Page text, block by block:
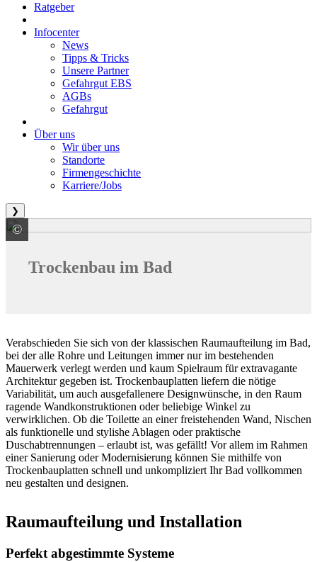
Ratgeber
Infocenter
News
Tipps & Tricks
Unsere Partner
Gefahrgut EBS
AGBs
Gefahrgut
Über uns
Wir über uns
Standorte
Firmengeschichte
Karriere/Jobs
❯
© Saint-Gobain Rigips GmbH
Trockenbau im Bad
Verabschieden Sie sich von der klassischen Raumaufteilung im Bad,
bei der alle Rohre und Leitungen immer nur im bestehenden
Mauerwerk verlegt werden und kaum Spielraum für extravagante
Architektur gegeben ist. Trockenbauplatten liefern die nötige
Variabilität, um auch ausgefallenere Designwünsche, in den Raum
ragende Wandkonstruktionen oder beliebige Winkel zu
verwirklichen. Ob die Toilette an einer freistehenden Wand, Nischen
als funktionelle und stylishe Ablagen oder praktische
Duschabtrennungen – erlaubt ist, was gefällt! Vor allem im Rahmen
einer Sanierung oder Modernisierung können Sie mithilfe von
Trockenbauplatten schnell und unkompliziert Ihr Bad vollkommen
neu gestalten und designen.
Raumaufteilung und Installation
Perfekt abgestimmte Systeme